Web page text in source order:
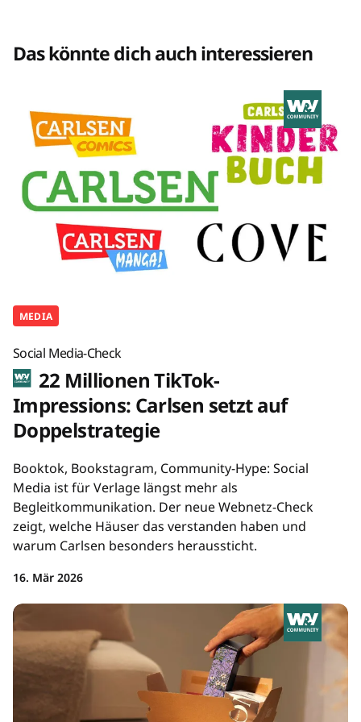
Das könnte dich auch interessieren
MEDIA
Social Media-Check
22 Millionen TikTok-
Impressions: Carlsen setzt auf
Doppelstrategie
Booktok, Bookstagram, Community-Hype: Social
Media ist für Verlage längst mehr als
Begleitkommunikation. Der neue Webnetz-Check
zeigt, welche Häuser das verstanden haben und
warum Carlsen besonders heraussticht.
16. Mär 2026